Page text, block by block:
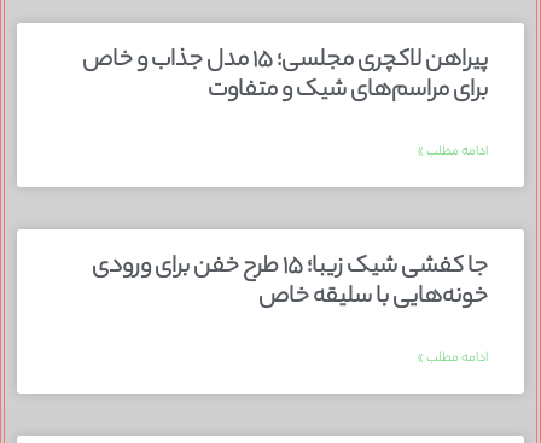
پیراهن لاکچری مجلسی؛ ۱۵ مدل جذاب و خاص
برای مراسم‌های شیک و متفاوت
ادامه مطلب »
جا کفشی شیک زیبا؛ ۱۵ طرح خفن برای ورودی
خونه‌هایی با سلیقه خاص
ادامه مطلب »